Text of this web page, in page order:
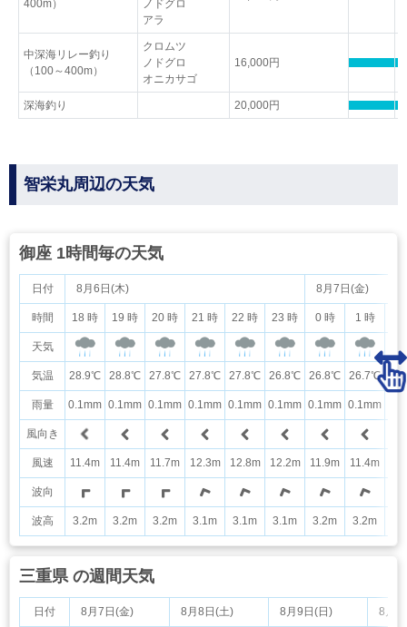
400m）
ノドグロ
アラ
中深海リレー釣り
（100～400m）
クロムツ
ノドグロ
オニカサゴ
16,000円
深海釣り 20,000円
智栄丸周辺の天気
御座 1時間毎の天気
日付
時間
天気
気温
雨量
風向き
風速
波向
波高
8月6日(木) 8月7日(金)
18 時 19 時 20 時 21 時 22 時 23 時 0 時 1 時
28.9℃ 28.8℃ 27.8℃ 27.8℃ 27.8℃ 26.8℃ 26.8℃ 26.7℃
0.1mm 0.1mm 0.1mm 0.1mm 0.1mm 0.1mm 0.1mm 0.1mm
11.4m 11.4m 11.7m 12.3m 12.8m 12.2m 11.9m 11.4m
3.2m 3.2m 3.2m 3.1m 3.1m 3.1m 3.2m 3.2m
三重県 の週間天気
日付 8月7日(金) 8月8日(土) 8月9日(日) 8月